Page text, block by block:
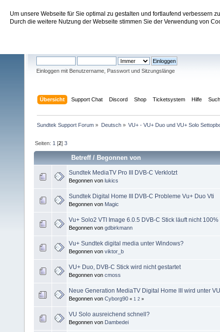
Um unsere Webseite für Sie optimal zu gestalten und fortlaufend verbessern
Durch die weitere Nutzung der Webseite stimmen Sie der Verwendung von
Sundtek Support Forum
Einloggen mit Benutzername, Passwort und Sitzungslänge
Übersicht Support Chat Discord Shop Ticketsystem Hilfe
Sundtek Support Forum » Deutsch» VU+ - VU+ Duo und VU+ Solo
Seiten: 1 [2]3
Betreff/Begonnen von
Sundtek MediaTV Pro III DVB-C Verklotzt
Begonnen von lukics
Sundtek Digital Home III DVB-C Probleme Vu+ Duo Vti
Begonnen von Magic
Vu+ Solo2 VTI Image 6.0.5 DVB-C Stick läuft nicht 100%
Begonnen von gdbirkmann
Vu+ Sundtek digital media unter Windows?
Begonnen von viktor_b
VU+ Duo, DVB-C Stick wird nicht gestartet
Begonnen von cmoss
Neue Generation MediaTV Digital Home III wird unter
Begonnen von Cyborg90 « 1 2 »
VU Solo ausreichend schnell?
Begonnen von Dambedei